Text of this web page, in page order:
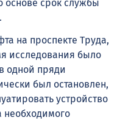
основе срок службы
на проспекте Труда,
исследования было
одной пряди
был остановлен,
устройство
необходимого